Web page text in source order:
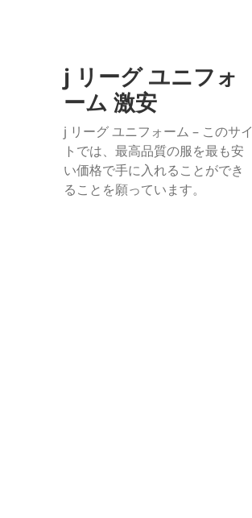
j リーグ ユニフォ
ーム 激安
j リーグ ユニフォーム – このサイ
トでは、最高品質の服を最も安
い価格で手に入れることができ
ることを願っています。